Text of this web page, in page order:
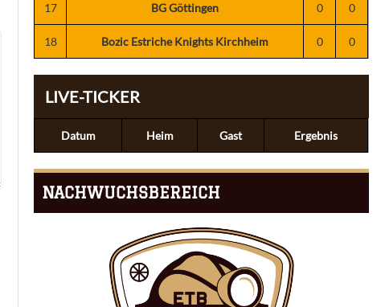
17 BG Göttingen 0 0
18 Bozic Estriche Knights Kirchheim 0 0
LIVE-TICKER
Datum Heim Gast Ergebnis
NACHWUCHSBEREICH